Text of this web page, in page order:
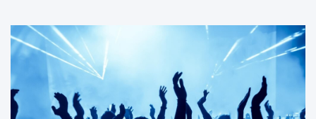
z
i
n